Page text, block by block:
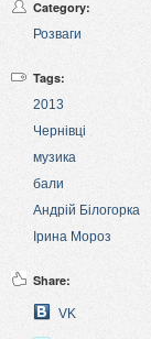
Category:
Розваги
Tags:
2013
Чернівці
музика
бали
Андрій Білогорка
Ірина Мороз
Share:
VK